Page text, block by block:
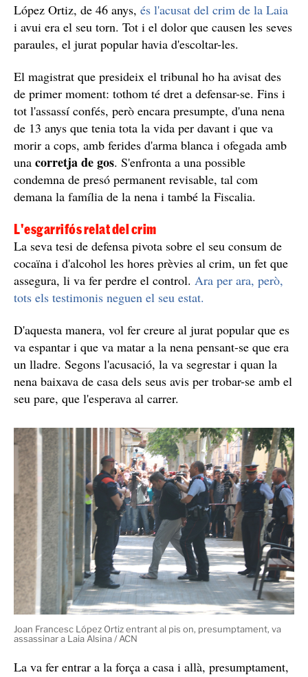
López Ortiz, de 46 anys, és l'acusat del crim de la Laia
i avui era el seu torn. Tot i el dolor que causen les seves
paraules, el jurat popular havia d'escoltar-les.
El magistrat que presideix el tribunal ho ha avisat des
de primer moment: tothom té dret a defensar-se. Fins i
tot l'assassí confés, però encara presumpte, d'una nena
de 13 anys que tenia tota la vida per davant i que va
morir a cops, amb ferides d'arma blanca i ofegada amb
una corretja de gos. S'enfronta a una possible
condemna de presó permanent revisable, tal com
demana la família de la nena i també la Fiscalia.
L'esgarrifós relat del crim
La seva tesi de defensa pivota sobre el seu consum de
cocaïna i d'alcohol les hores prèvies al crim, un fet que
assegura, li va fer perdre el control.Ara per ara, però,
tots els testimonis neguen el seu estat.
D'aquesta manera, vol fer creure al jurat popular que es
va espantar i que va matar a la nena pensant-se que era
un lladre. Segons l'acusació, la va segrestar i quan la